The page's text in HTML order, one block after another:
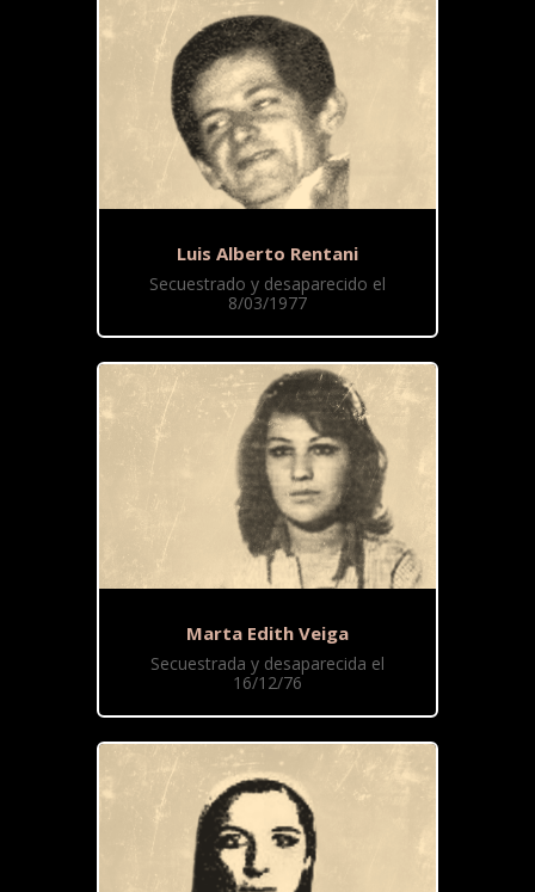
Luis Alberto Rentani
Secuestrado y desaparecido el
8/03/1977
Marta Edith Veiga
Secuestrada y desaparecida el
16/12/76